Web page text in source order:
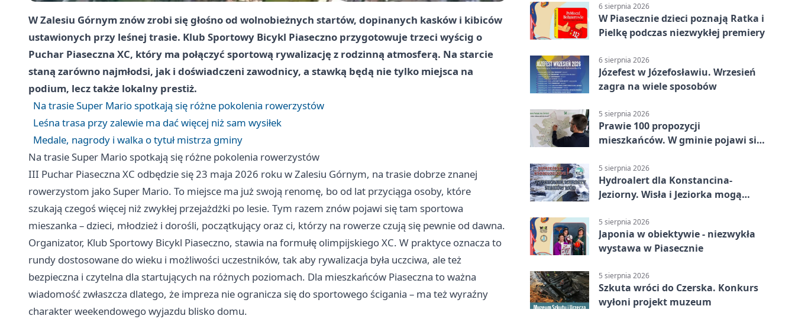
W Zalesiu Górnym znów zrobi się głośno od wolnobieżnych startów, dopinanych kasków i kibiców
ustawionych przy leśnej trasie. Klub Sportowy Bicykl Piaseczno przygotowuje trzeci wyścig o
Puchar Piaseczna XC, który ma połączyć sportową rywalizację z rodzinną atmosferą. Na starcie
staną zarówno najmłodsi, jak i doświadczeni zawodnicy, a stawką będą nie tylko miejsca na
podium, lecz także lokalny prestiż.
Na trasie Super Mario spotkają się różne pokolenia rowerzystów
Leśna trasa przy zalewie ma dać więcej niż sam wysiłek
Medale, nagrody i walka o tytuł mistrza gminy
Na trasie Super Mario spotkają się różne pokolenia rowerzystów
III Puchar Piaseczna XC odbędzie się 23 maja 2026 roku w Zalesiu Górnym, na trasie dobrze znanej
rowerzystom jako Super Mario. To miejsce ma już swoją renomę, bo od lat przyciąga osoby, które
szukają czegoś więcej niż zwykłej przejażdżki po lesie. Tym razem znów pojawi się tam sportowa
mieszanka – dzieci, młodzież i dorośli, początkujący oraz ci, którzy na rowerze czują się pewnie od dawna.
Organizator, Klub Sportowy Bicykl Piaseczno, stawia na formułę olimpijskiego XC. W praktyce oznacza to
rundy dostosowane do wieku i możliwości uczestników, tak aby rywalizacja była uczciwa, ale też
bezpieczna i czytelna dla startujących na różnych poziomach. Dla mieszkańców Piaseczna to ważna
wiadomość zwłaszcza dlatego, że impreza nie ogranicza się do sportowego ścigania – ma też wyraźny
charakter weekendowego wyjazdu blisko domu.
6 sierpnia 2026
W Piasecznie dzieci poznają Ratka i
Pielkę podczas niezwykłej premiery
6 sierpnia 2026
Józefest w Józefosławiu. Wrzesień
zagra na wiele sposobów
5 sierpnia 2026
Prawie 100 propozycji
mieszkańców. W gminie pojawi się
5 sierpnia 2026
Hydroalert dla Konstancina-
Jeziorny. Wisła i Jeziorka mogą
5 sierpnia 2026
Japonia w obiektywie - niezwykła
wystawa w Piasecznie
5 sierpnia 2026
Szkuta wróci do Czerska. Konkurs
wyłoni projekt muzeum